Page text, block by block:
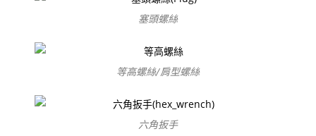
塞頭螺絲
等高螺絲/肩型螺絲
六角扳手